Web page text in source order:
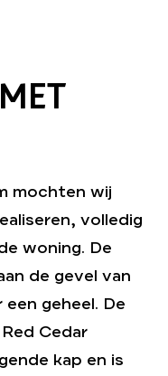
mochten wij
volledig
woning. De
de gevel van
geheel. De
Cedar
kap en is